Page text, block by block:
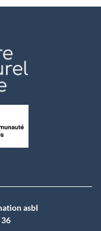
asbI
36